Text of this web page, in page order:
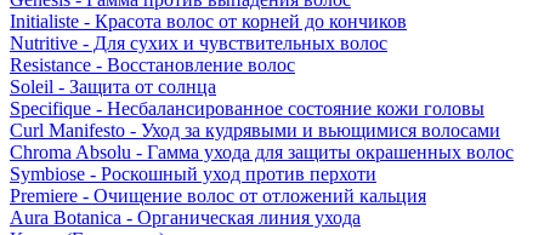
Initialiste - Красота волос от корней до кончиков
Nutritive - Для сухих и чувствительных волос
Resistance - Восстановление волос
Soleil - Защита от солнца
Specifique - Несбалансированное состояние кожи головы
Curl Manifesto - Уход за кудрявыми и вьющимися волосами
Chroma Absolu - Гамма ухода для защиты окрашенных волос
Symbiose - Роскошный уход против перхоти
Premiere - Очищение волос от отложений кальция
Aura Botanica - Органическая линия ухода